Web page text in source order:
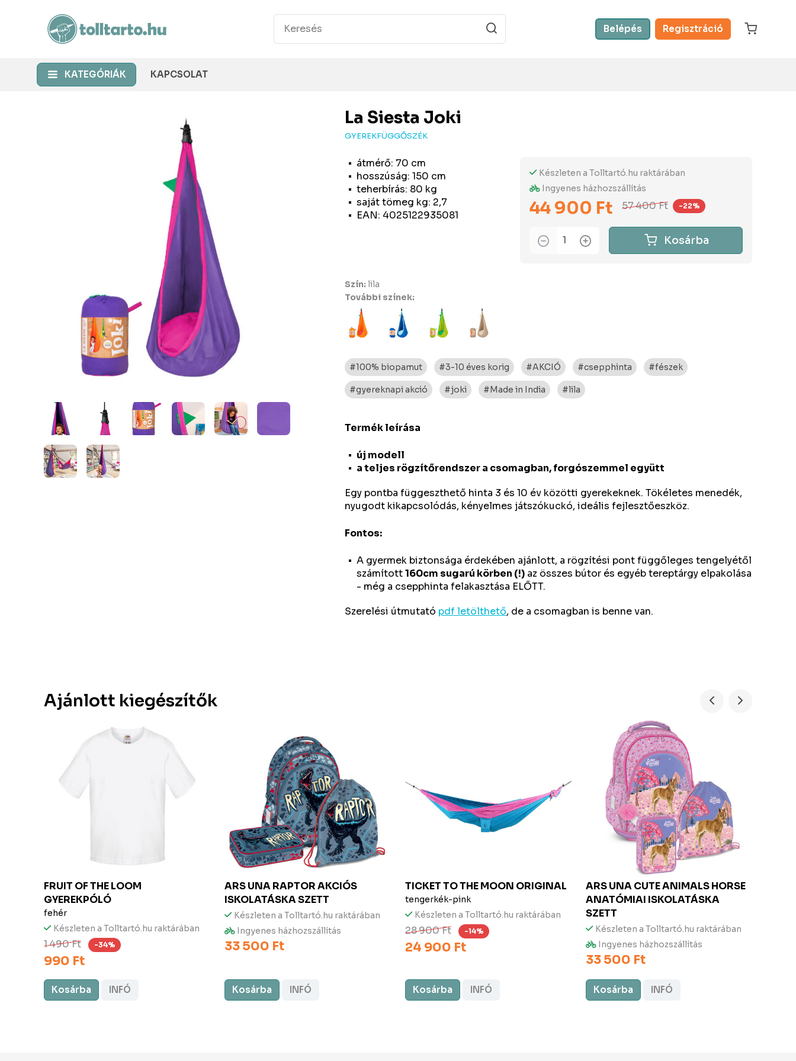
Belépés Regisztráció
KATEGÓRIÁK KAPCSOLAT
La Siesta Joki
GYEREKFÜGGŐSZÉK
átmérő: 70 cm
hosszúság: 150 cm
teherbírás: 80 kg
saját tömeg kg: 2,7
EAN: 4025122935081
Készleten a Tolltartó.hu raktárában
Ingyenes házhozszállítás
44 900 Ft 57 400 Ft -22%
Kosárba
Szín:lila
További színek:
#100% biopamut #3-10 éves korig #AKCIÓ #csepphinta #fészek
#gyereknapi akció #joki #Made in India #lila
Termék leírása
új modell
a teljes rögzítőrendszer a csomagban, forgószemmel együtt
Egy pontba függeszthető hinta 3 és 10 év közötti gyerekeknek. Tökéletes menedék,
nyugodt kikapcsolódás, kényelmes játszókuckó, ideális fejlesztőeszköz.
Fontos:
A gyermek biztonsága érdekében ajánlott, a rögzítési pont függőleges tengelyétől
számított160cm sugarú körben (!) az összes bútor és egyéb tereptárgy elpakolása
- még a csepphinta felakasztása ELŐTT.
Szerelési útmutató pdf letölthető, de a csomagban is benne van.
Ajánlott kiegészítők
FRUIT OF THE LOOM
GYEREKPÓLÓ
fehér
Készleten a Tolltartó.hu raktárában
1 490 Ft -34%
990 Ft
Kosárba INFÓ
ARS UNARAPTOR AKCIÓS
ISKOLATÁSKA SZETT
Készleten a Tolltartó.hu raktárában
Ingyenes házhozszállítás
33 500 Ft
Kosárba INFÓ
TICKET TO THE MOON ORIGINAL
tengerkék-pink
Készleten a Tolltartó.hu raktárában
28 900 Ft -14%
24 900 Ft
Kosárba INFÓ
ARS UNACUTE ANIMALS HORSE
ANATÓMIAI ISKOLATÁSKA
SZETT
Készleten a Tolltartó.hu raktárában
Ingyenes házhozszállítás
33 500 Ft
Kosárba INFÓ